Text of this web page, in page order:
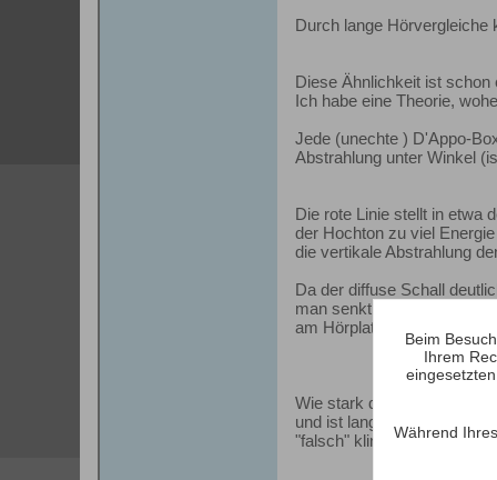
Durch lange Hörvergleiche
Diese Ähnlichkeit ist schon
Ich habe eine Theorie,
Jede (unechte ) D'Appo-
Abstrahlung unter Winkel
Die rote Linie stellt in etwa
der Hochton zu viel
die vertikale Abstrahlung
Da der diffuse Schall
man senkt den Hochton
am Hörplatz so aussieht:
Wie stark die
und ist langwierig, aber mit
"falsch" klingt. Auch
Beim
Ihrem
Während